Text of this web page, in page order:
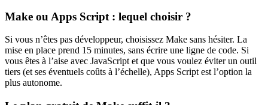
Make ou Apps Script : lequel choisir ?
Si vous n’êtes pas développeur, choisissez Make sans hésiter. La
mise en place prend 15 minutes, sans écrire une ligne de code. Si
vous êtes à l’aise avec JavaScript et que vous voulez éviter un outil
tiers (et ses éventuels coûts à l’échelle), Apps Script est l’option la
plus autonome.